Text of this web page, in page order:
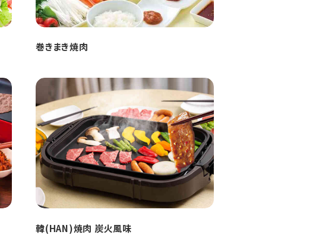
巻きまき焼肉
韓(HAN)焼肉 炭火風味